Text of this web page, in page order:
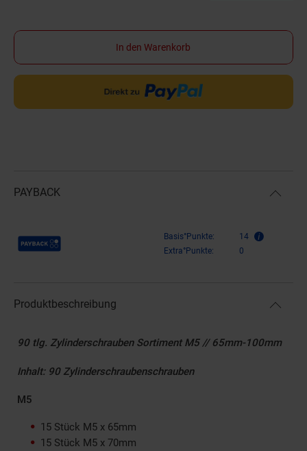
In den Warenkorb
PAYBACK
Payback Punkte Basis°Punkte:
14
Extra°Punkte:
0
Produktbeschreibung
90 tlg. Zylinderschrauben Sortiment M5 // 65mm-100mm
Inhalt: 90 Zylinderschraubenschrauben
M5
15 Stück M5 x 65mm
15 Stück M5 x 70mm